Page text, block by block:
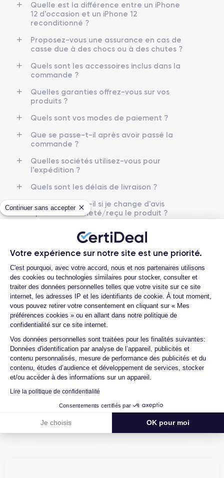
Continuer sans accepter
Votre expérience sur notre site est une priorité.
Plateforme de Gestion du
C'est pourquoi, avec votre accord, nous et nos partenaires utilisons
des cookies ou technologies similaires pour stocker, consulter et
traiter des données personnelles telles que votre visite sur ce site
internet, les adresses IP et les identifiants de cookie. À tout moment,
vous pouvez retirer votre consentement en cliquant sur « Mes
préférences cookies » ou en allant dans notre politique de
confidentialité sur ce site internet.
Vos données personnelles sont traitées pour les finalités suivantes:
Données d'identification par analyse de l’appareil, publicités et
contenu personnalisés, mesure de performance des publicités et du
contenu, études d’audience et développement de services, stocker
et/ou accéder à des informations sur un appareil.
Lire la politique de confidentialité
Consentements certifiés par
Je choisis OK pour moi
Axeptio consent
146.7×71.5×7.4 mm 162 g
4 GO 64,128,256 GO
Nom de la puce
Apple A14 Bionic
Nombre de cœurs
Nom GPU Fréq. processeur
12 MP 12 MP
Résolution vidéo Recharge rapide
Batterie Dual SIM
5G Oui, tous opérateurs
Si vous souhaitez en savoir plus, consulter lafiche technique de
l'iPhone 12.
Quelle est la différence entre un iPhone
12 d'occasion et un iPhone 12
reconditionné ?
Proposez-vous une assurance en cas de
casse due à des chocs ou à des chutes ?
Quels sont les accessoires inclus dans la
commande ?
Quelles garanties offrez-vous sur vos
produits ?
Quels sont vos modes de paiement ?
Que se passe-t-il après avoir passé la
commande ?
Quelles sociétés utilisez-vous pour
l'expédition ?
Quels sont les délais de livraison ?
Que se passe-t-il si je change d'avis
après avoir acheté/reçu le produit ?
Comment contacter le service client ?
Avec4.6/5
Certideal est en tête des sites de
4.6/5
Excellent